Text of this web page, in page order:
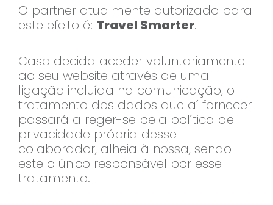
O partner atualmente autorizado para
este efeito é: Travel Smarter.
Caso decida aceder voluntariamente
ao seu website através de uma
ligação incluída na comunicação, o
tratamento dos dados que aí fornecer
passará a reger-se pela política de
privacidade própria desse
colaborador, alheia à nossa, sendo
este o único responsável por esse
tratamento.